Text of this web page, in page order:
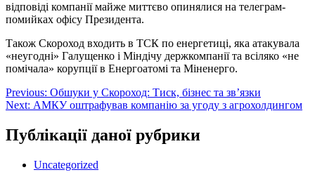
відповіді компанії майже миттєво опинялися на телеграм-
помийках офісу Президента.
Також Скороход входить в ТСК по енергетиці, яка атакувала
«неугодні» Галущенко і Міндічу держкомпанії та всіляко «не
помічала» корупції в Енергоатомі та Міненерго.
Навігація
записів
Previous: Обшуки у Скороход: Тиск, бізнес та зв’язки
Next: АМКУ оштрафував компанію за угоду з агрохолдингом
Публікації даної рубрики
Uncategorized